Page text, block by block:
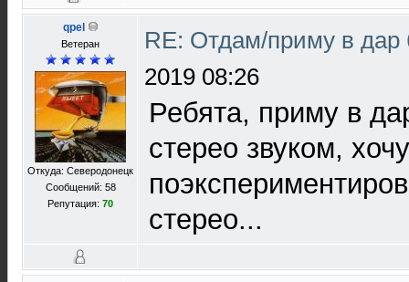
qpel
Ветеран
Откуда: Северодонецк
Сообщений: 58
Репутация: 70
RE: Отдам/приму в дар
2019 08:26
Ребята, приму в
стерео звуком, хочу
стерео...